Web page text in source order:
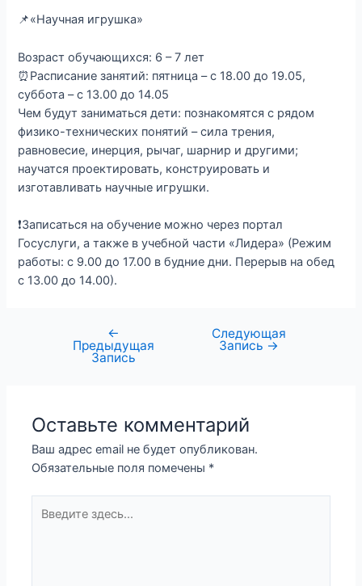
📌«Научная игрушка»
Возраст обучающихся: 6 – 7 лет
⏰Расписание занятий: пятница – с 18.00 до 19.05,
суббота – с 13.00 до 14.05
Чем будут заниматься дети: познакомятся с рядом
физико-технических понятий – сила трения,
равновесие, инерция, рычаг, шарнир и другими;
научатся проектировать, конструировать и
изготавливать научные игрушки.
❗Записаться на обучение можно через портал
Госуслуги, а также в учебной части «Лидера» (Режим
работы: с 9.00 до 17.00 в будние дни. Перерыв на обед
с 13.00 до 14.00).
←
Предыдущая
Запись
Следующая
Запись →
Оставьте комментарий
Ваш адрес email не будет опубликован.
Обязательные поля помечены *
здесь...